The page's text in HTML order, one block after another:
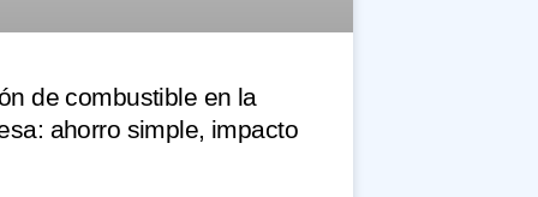
de combustible en la
ahorro simple, impacto